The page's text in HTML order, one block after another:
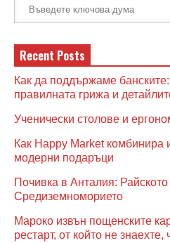
Recent Posts
Как да поддържаме
правилната грижа и
Ученически столове и
Как Happy Market комбинира
модерни подаръци
Почивка в Анталия: Райското
Средиземноморието
Мароко извън пощенските
рестарт, от който не